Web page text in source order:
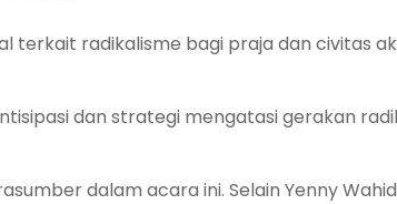
terkait radikalisme bagi praja dan civitas
dan strategi mengatasi gerakan
dalam acara ini. Selain Yenny